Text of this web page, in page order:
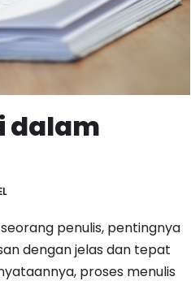
dalam
penulis, pentingnya
dengan jelas dan tepat
proses menulis